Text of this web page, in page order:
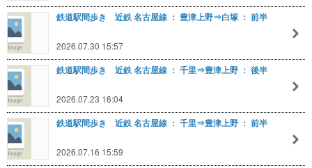
鉄道駅間歩き 近鉄 名古屋線 ： 豊津上野⇒白塚 ： 前半
2026.07.30 15:57
鉄道駅間歩き 近鉄 名古屋線 ： 千里⇒豊津上野 ： 後半
2026.07.23 16:04
鉄道駅間歩き 近鉄 名古屋線 ： 千里⇒豊津上野 ： 前半
2026.07.16 15:59